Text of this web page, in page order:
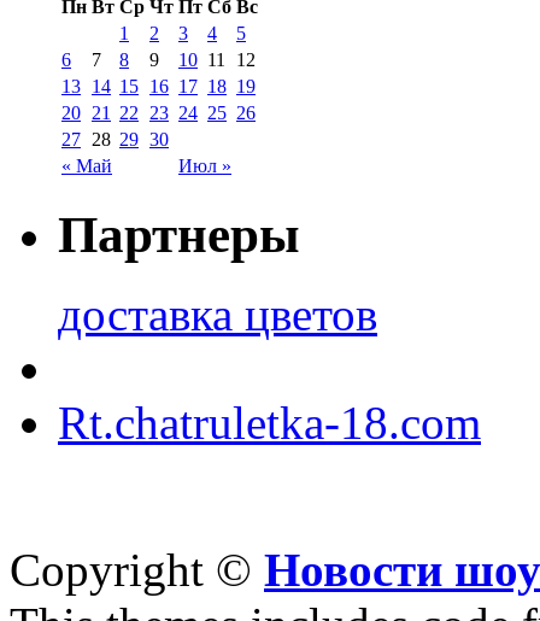
Пн Вт Ср Чт Пт Сб Вс
« Май Июл »
1 2 3 4
5
6
7 8 9 10 11
12
13 14 15 16 17 18 19
20 21 22 23 24 25 26
27 28 29 30
Партнеры
доставка цветов
Rt.chatruletka-18.com
Copyright © Новости